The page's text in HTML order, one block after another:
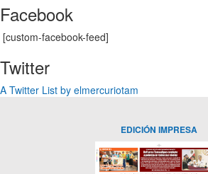
Facebook
[custom-facebook-feed]
Twitter
A Twitter List by elmercuriotam
EDICIÓN IMPRESA